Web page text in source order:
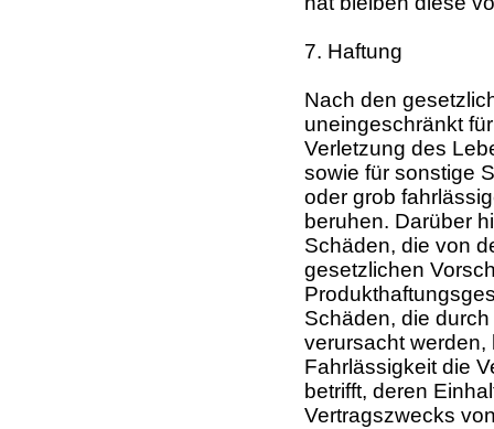
7. Haftung
Nach den
uneingeschränkt
Verletzung des
sowie für sonstige
oder grob
beruhen. Darüber
Schäden, die von
gesetzlichen
Schäden, die
verursacht werden,
Fahrlässigkeit die
betrifft, deren
Vertragszwecks